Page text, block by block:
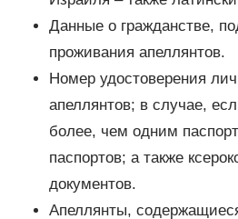
Данные о гражданстве,
проживания апеллянтов.
Номер удостоверения
апеллянтов; в случае,
более, чем одним
паспортов; а также
документов.
Апеллянты,